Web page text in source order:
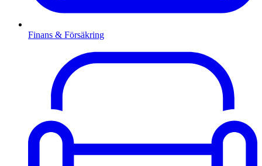
Finans & Försäkring